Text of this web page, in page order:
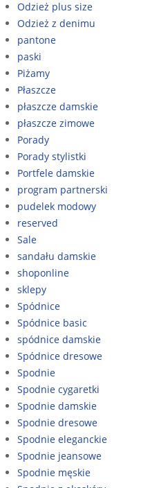
Odzież plus size
Odzież z denimu
pantone
paski
Piżamy
Płaszcze
płaszcze damskie
płaszcze zimowe
Porady
Porady stylistki
Portfele damskie
program partnerski
pudelek modowy
reserved
Sale
sandału damskie
shoponline
sklepy
Spódnice
Spódnice basic
spódnice damskie
Spódnice dresowe
Spodnie
Spodnie cygaretki
Spodnie damskie
Spodnie dresowe
Spodnie eleganckie
Spodnie jeansowe
Spodnie męskie